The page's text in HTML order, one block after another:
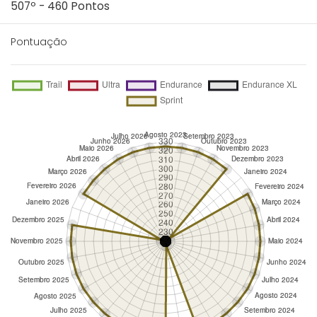
507º - 460 Pontos
Pontuação